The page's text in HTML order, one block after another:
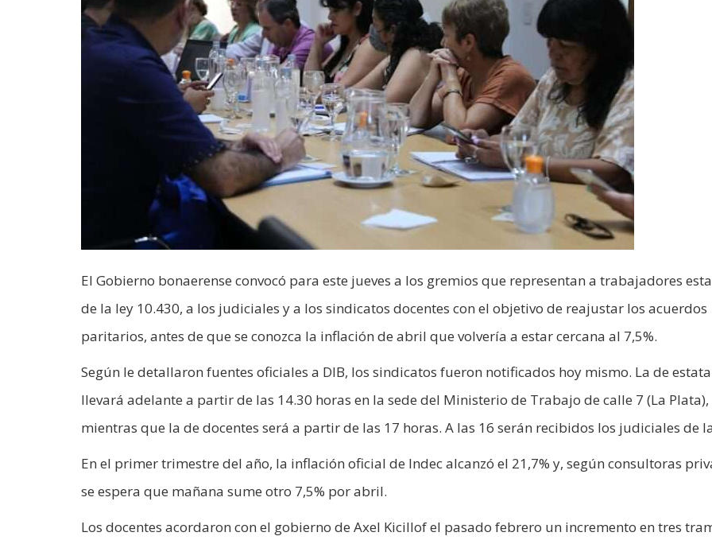
El Gobierno bonaerense convocó para este jueves a los gremios que representan a trabajadores
de la ley 10.430, a los judiciales y a los sindicatos docentes con el objetivo de reajustar los acuerdos
paritarios, antes de que se conozca la inflación de abril que volvería a estar cercana al 7,5%.
Según le detallaron fuentes oficiales a DIB, los sindicatos fueron notificados hoy mismo. La de
llevará adelante a partir de las 14.30 horas en la sede del Ministerio de Trabajo de calle 7 (La Plata),
mientras que la de docentes será a partir de las 17 horas. A las 16 serán recibidos los judiciales de
En el primer trimestre del año, la inflación oficial de Indec alcanzó el 21,7% y, según consultoras
se espera que mañana sume otro 7,5% por abril.
Los docentes acordaron con el gobierno de Axel Kicillof el pasado febrero un incremento en tres